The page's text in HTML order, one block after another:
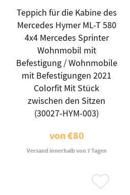
Teppich für die Kabine des
Mercedes Hymer ML-T 580
4x4 Mercedes Sprinter
Wohnmobil mit
Befestigung / Wohnmobile
mit Befestigungen 2021
Colorfit Mit Stück
zwischen den Sitzen
(30027-HYM-003)
von€80
Versand innerhalb von 7 Tagen